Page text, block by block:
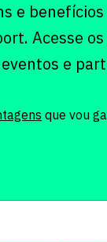
e
Acesse
e
que vou